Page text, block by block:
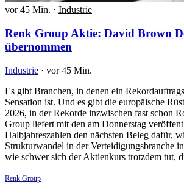
vor 45 Min. · Industrie
Renk Group Aktie: David Brown
übernommen
Industrie · vor 45 Min.
Es gibt Branchen, in denen ein
Sensation ist. Und es gibt die europäische
2026, in der Rekorde inzwischen fast schon
Group liefert mit den am Donnerstag
Halbjahreszahlen den nächsten Beleg dafür,
Strukturwandel in der Verteidigungsbranche
wie schwer sich der Aktienkurs trotzdem tut,
Renk Group